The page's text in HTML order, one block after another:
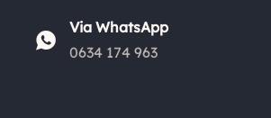
Via WhatsApp
0634 174 963